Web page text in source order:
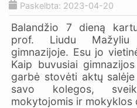
Paskelbta: 2023-04-20
Balandžio 7 dieną
prof. Liudu Mažyliu
gimnazijoje. Esu jo
Kaip buvusiai
garbė stovėti aktų
savo kolegos,
mokytojomis ir mokyklos